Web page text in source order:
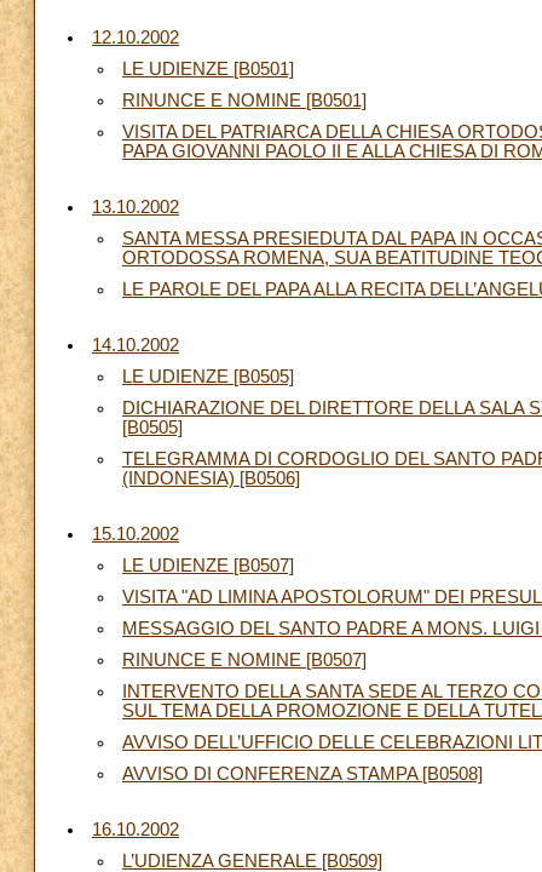
12.10.2002
LE UDIENZE [B0501]
RINUNCE E NOMINE [B0501]
VISITA DEL PATRIARCA DELLA CHIESA
PAPA GIOVANNI PAOLO II E ALLA CHIESA DI
13.10.2002
SANTA MESSA PRESIEDUTA DAL PAPA IN
ORTODOSSA ROMENA, SUA BEATITUDINE
LE PAROLE DEL PAPA ALLA RECITA
14.10.2002
LE UDIENZE [B0505]
DICHIARAZIONE DEL DIRETTORE DELLA SALA
[B0505]
TELEGRAMMA DI CORDOGLIO DEL SANTO
(INDONESIA) [B0506]
15.10.2002
LE UDIENZE [B0507]
VISITA "AD LIMINA APOSTOLORUM" DEI
MESSAGGIO DEL SANTO PADRE A MONS.
RINUNCE E NOMINE [B0507]
INTERVENTO DELLA SANTA SEDE AL TERZO
SUL TEMA DELLA PROMOZIONE E DELLA
AVVISO DELL’UFFICIO DELLE CELEBRAZIONI
AVVISO DI CONFERENZA STAMPA [B0508]
16.10.2002
L’UDIENZA GENERALE [B0509]